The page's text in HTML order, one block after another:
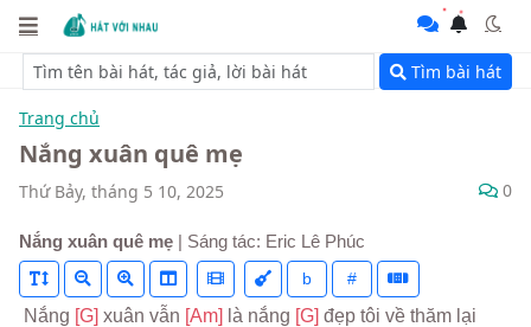
Tìm bài hát
Trang chủ
Nắng xuân quê mẹ
Thứ Bảy, tháng 5 10, 2025 0
Nắng xuân quê mẹ | Sáng tác: Eric Lê Phúc
b #
Nắng [G] xuân vẫn [Am] là nắng [G] đẹp tôi về thăm lại